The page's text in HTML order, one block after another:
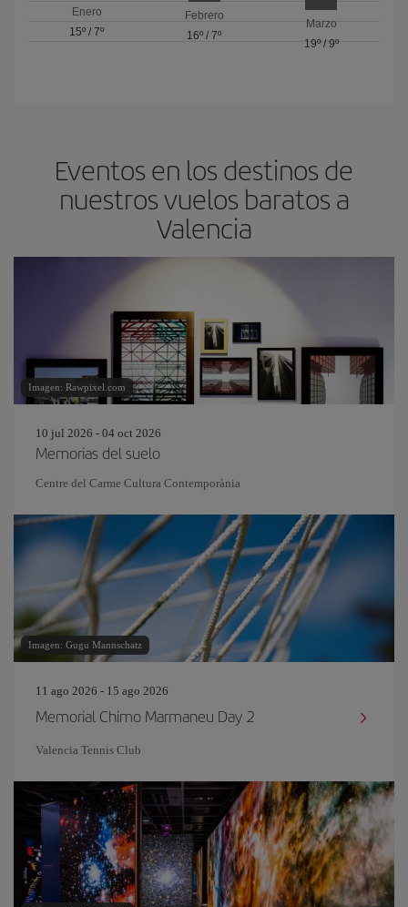
Enero
15º /7º
Febrero
16º / 7º
Marzo
19º/ 9º
Eventos en los destinos de
nuestros vuelos baratos a
Valencia
Imagen: Rawpixel.com
10 jul 2026 - 04 oct 2026
Memorias del suelo
Centre del Carme Cultura Contemporània
Imagen: Gugu Mannschatz
11 ago 2026 - 15 ago 2026
Memorial Chimo Marmaneu Day 2
Valencia Tennis Club